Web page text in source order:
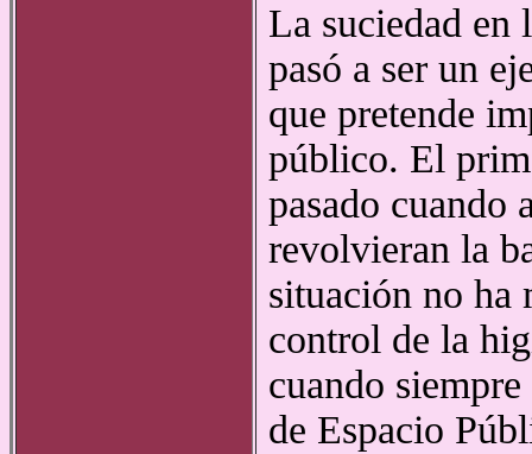
La suciedad en
pasó a ser un
que pretende
público. El
pasado cuando
revolvieran la
situación no ha
control de la
cuando
de Espacio